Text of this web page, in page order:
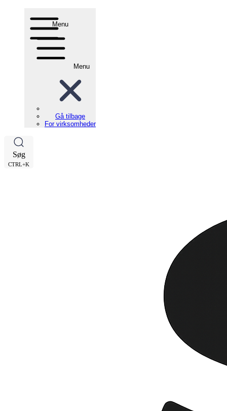
Menu
Menu
Gå tilbage
For virksomheder
Søg
CTRL+K